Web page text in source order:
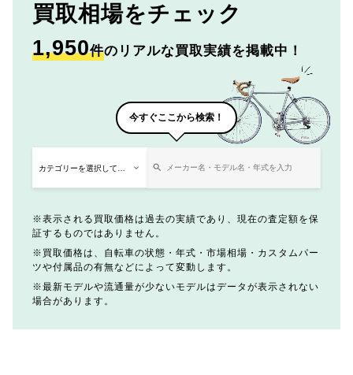
買取相場をチェック
1,950件のリアルな買取実績を掲載中！
今すぐここから検索！
表示される買取価格は過去の実績であり、現在の査定額を保
証するものではありません。
買取価格は、自転車の状態・年式・市場相場・カスタムパー
ツや付属品の有無などによって変動します。
最新モデルや流通量が少ないモデルはデータが表示されない
場合があります。